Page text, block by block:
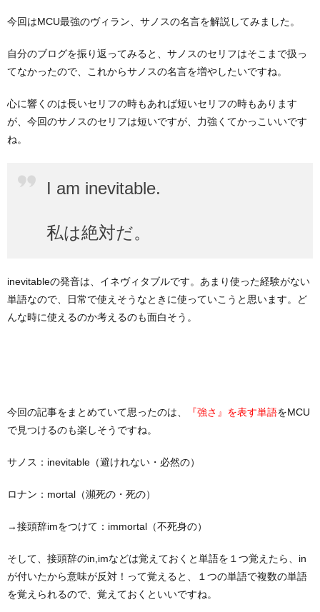
今回はMCU最強のヴィラン、サノスの名言を解説してみました。
自分のブログを振り返ってみると、サノスのセリフはそこまで扱っ
てなかったので、これからサノスの名言を増やしたいですね。
心に響くのは長いセリフの時もあれば短いセリフの時もあります
が、今回のサノスのセリフは短いですが、力強くてかっこいいです
ね。
I am inevitable.
私は絶対だ。
inevitableの発音は、イネヴィタブルです。あまり使った経験がない
単語なので、日常で使えそうなときに使っていこうと思います。ど
んな時に使えるのか考えるのも面白そう。
今回の記事をまとめていて思ったのは、 『強さ』を表す単語をMCU
で見つけるのも楽しそうですね。
サノス：inevitable（避けれない・必然の）
ロナン：mortal（瀕死の・死の）
→接頭辞imをつけて：immortal（不死身の）
そして、接頭辞のin,imなどは覚えておくと単語を１つ覚えたら、in
が付いたから意味が反対！って覚えると、１つの単語で複数の単語
を覚えられるので、覚えておくといいですね。